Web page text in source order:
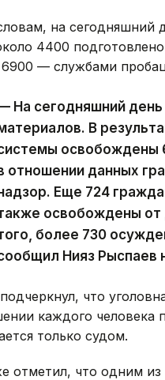
на сегодняшний
4400
6900 — службами
На сегодняшний
В
освобождены
отношении данных
Еще 724
освобождены от
более 730
Нияз Рыспаев
что
каждого человека
только судом.
отметил, что одним из